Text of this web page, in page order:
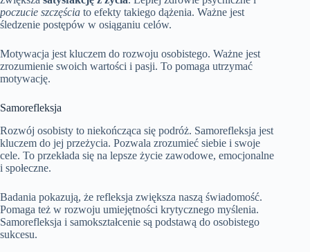
poczucie szczęścia to efekty takiego dążenia. Ważne jest
śledzenie postępów w osiąganiu celów.
Motywacja jest kluczem do rozwoju osobistego. Ważne jest
zrozumienie swoich wartości i pasji. To pomaga utrzymać
motywację.
Samorefleksja
Rozwój osobisty to niekończąca się podróż. Samorefleksja jest
kluczem do jej przeżycia. Pozwala zrozumieć siebie i swoje
cele. To przekłada się na lepsze życie zawodowe, emocjonalne
i społeczne.
Badania pokazują, że refleksja zwiększa naszą świadomość.
Pomaga też w rozwoju umiejętności krytycznego myślenia.
Samorefleksja i samokształcenie są podstawą do osobistego
sukcesu.